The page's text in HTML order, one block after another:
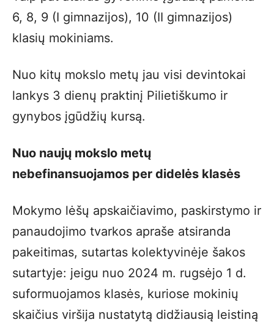
6, 8, 9 (I gimnazijos), 10 (II gimnazijos)
klasių mokiniams.
Nuo kitų mokslo metų jau visi devintokai
lankys 3 dienų praktinį Pilietiškumo ir
gynybos įgūdžių kursą.
Nuo naujų mokslo metų
nebefinansuojamos per didelės klasės
Mokymo lėšų apskaičiavimo, paskirstymo ir
panaudojimo tvarkos apraše atsiranda
pakeitimas, sutartas kolektyvinėje šakos
sutartyje: jeigu nuo 2024 m. rugsėjo 1 d.
suformuojamos klasės, kuriose mokinių
skaičius viršija nustatytą didžiausią leistiną